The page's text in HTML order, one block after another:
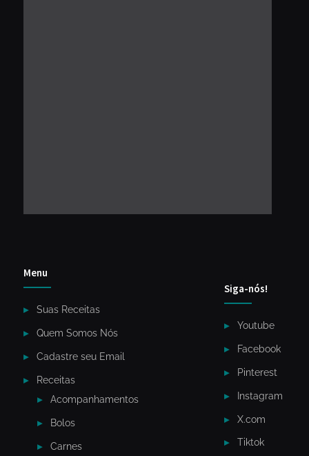
Menu
Suas Receitas
Quem Somos Nós
Cadastre seu Email
Receitas
Acompanhamentos
Bolos
Carnes
Siga-nós!
Youtube
Facebook
Pinterest
Instagram
X.com
Tiktok